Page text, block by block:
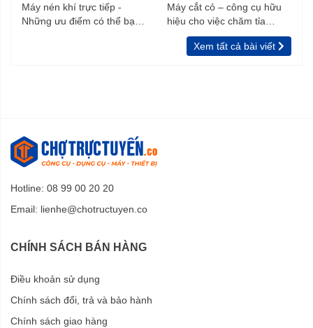
Máy nén khí trực tiếp -
Những ưu điểm có thể bạn
Máy cắt cỏ – công cụ hữu
hiệu cho việc chăm tỉa
vườn, rào
Xem tất cả bài viết
Hotline: 08 99 00 20 20
Email: lienhe@chotructuyen.co
CHÍNH SÁCH BÁN HÀNG
Điều khoản sử dụng
Chính sách đổi, trả và bảo hành
Chính sách giao hàng